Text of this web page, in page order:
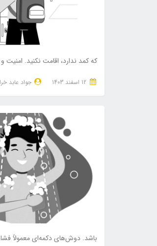
که کمد ندارد، اقامت نکنید.
جواد عابد
باشد. دوش‌های دکمه‌ای معمولاً